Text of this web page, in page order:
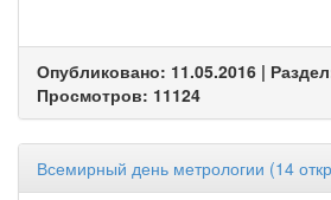
Опубликовано: 11.05.2016 |
Просмотров: 11124
Всемирный день метрологии (14